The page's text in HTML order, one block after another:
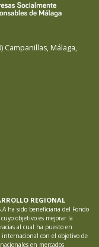
) Campanillas, Málaga,
REGIONAL
ha sido beneficiaria del Fondo
objetivo es mejorar la
al cual ha puesto en
internacional con el objetivo de
en mercados